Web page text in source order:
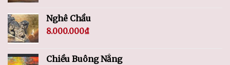
Nghê Chầu
8.000.000₫
Chiều Buông Nắng